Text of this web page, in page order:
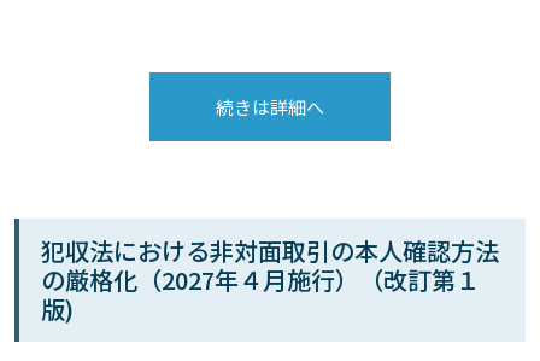
続きは詳細へ
犯収法における非対面取引の本人確認方法
の厳格化（2027年４月施行）（改訂第１
版)